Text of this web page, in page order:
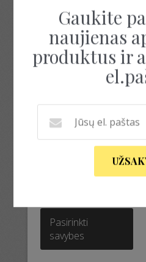
ŠILTAS SUSAGSTOMAS
Pasirinkti
savybes
Gaukite
naujienas
produktus ir